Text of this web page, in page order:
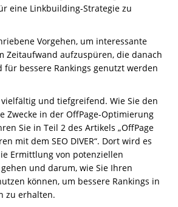
eine Linkbuilding-Strategie zu
Vorgehen, um interessante
Zeitaufwand aufzuspüren, die danach
bessere Rankings genutzt werden
vielfältig und tiefgreifend. Wie Sie den
Zwecke in der OffPage-Optimierung
Sie in Teil 2 des Artikels „OffPage
mit dem SEO DIVER“. Dort wird es
Ermittlung von potenziellen
und darum, wie Sie Ihren
können, um bessere Rankings in
zu erhalten.